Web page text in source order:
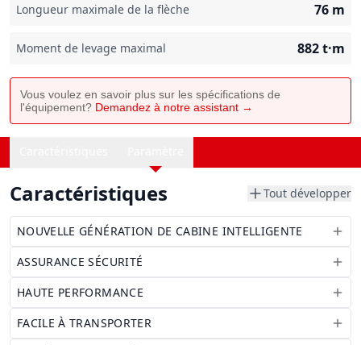
Longueur maximale de la flèche 76 m
Moment de levage maximal 882t·m
Vous voulez en savoir plus sur les spécifications de
l'équipement? Demandez à notre assistant →
Caractéristiques Tout développer
NOUVELLE GÉNÉRATION DE CABINE INTELLIGENTE
ASSURANCE SÉCURITÉ
HAUTE PERFORMANCE
FACILE À TRANSPORTER